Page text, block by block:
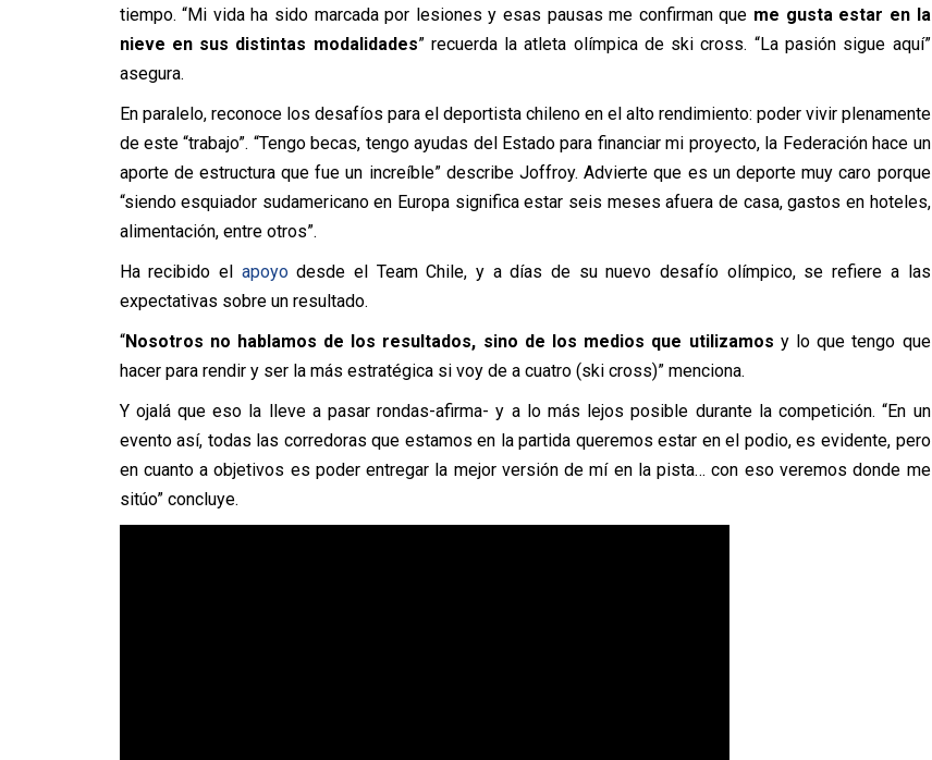
tiempo. “Mi vida ha sido marcada por lesiones y esas pausas me confirman que me gusta estar en la
nieve en sus distintas modalidades” recuerda la atleta olímpica de ski cross. “La pasión sigue aquí”
asegura.
En paralelo, reconoce los desafíos para el deportista chileno en el alto rendimiento: poder vivir plenamente
de este “trabajo”. “Tengo becas, tengo ayudas del Estado para financiar mi proyecto, la Federación hace un
aporte de estructura que fue un increíble” describe Joffroy. Advierte que es un deporte muy caro porque
“siendo esquiador sudamericano en Europa significa estar seis meses afuera de casa, gastos en hoteles,
alimentación, entre otros”.
Ha recibido el apoyodesde el Team Chile, y a días de su nuevo desafío olímpico, se refiere a las
expectativas sobre un resultado.
“Nosotros no hablamos de los resultados, sino de los medios que utilizamos y lo que tengo que
hacer para rendir y ser la más estratégica si voy de a cuatro (ski cross)” menciona.
Y ojalá que eso la lleve a pasar rondas-afirma- y a lo más lejos posible durante la competición. “En un
evento así, todas las corredoras que estamos en la partida queremos estar en el podio, es evidente, pero
en cuanto a objetivos es poder entregar la mejor versión de mí en la pista… con eso veremos donde me
sitúo” concluye.